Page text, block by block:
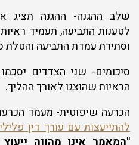
שלב ההגנה- ההגנה תציג
לטענות התביעה, תעמיד
וסתירת עמדת התביעה
סיכומים- שני הצדדים
הראיות שהוצגו לאורך ההליך.
הכרעה שיפוטית- מעמד
להתייעצות עם עורך דין